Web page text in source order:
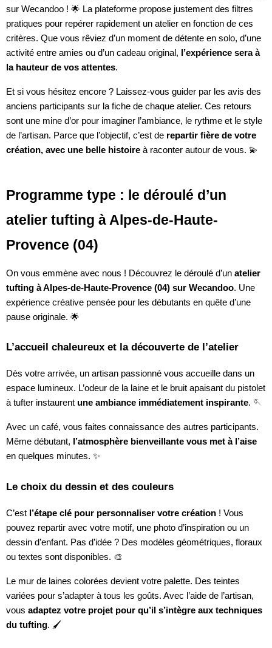
sur Wecandoo ! 🌟 La plateforme propose justement des filtres
pratiques pour repérer rapidement un atelier en fonction de ces
critères. Que vous rêviez d’un moment de détente en solo, d’une
activité entre amies ou d’un cadeau original,
l’expérience sera à
la hauteur de vos attentes.
Et si vous hésitez encore ? Laissez-vous guider par les avis des
anciens participants sur la fiche de chaque atelier. Ces retours
sont une mine d’or pour imaginer l’ambiance, le rythme et le style
de l’artisan. Parce que l’objectif, c’est de repartir fière de votre
création, avec une belle histoire à raconter autour de vous. 💫
Programme type : le déroulé d’un
atelier tufting à Alpes-de-Haute-
Provence (04)
On vous emmène avec nous ! Découvrez le déroulé d’un atelier
tufting à Alpes-de-Haute-Provence (04) sur Wecandoo. Une
expérience créative pensée pour les débutants en quête d’une
pause originale. 🌟
L’accueil chaleureux et la découverte de l’atelier
Dès votre arrivée, un artisan passionné vous accueille dans un
espace lumineux. L’odeur de la laine et le bruit apaisant du pistolet
à tufter instaurent une ambiance immédiatement inspirante. 🪡
Avec un café, vous faites connaissance des autres participants.
Même débutant,
l’atmosphère bienveillante vous met à l’aise
en quelques minutes. ✨
Le choix du dessin et des couleurs
C’est l’étape clé pour personnaliser votre création ! Vous
pouvez repartir avec votre motif, une photo d’inspiration ou un
dessin d’enfant. Pas d’idée ? Des modèles géométriques, floraux
ou textes sont disponibles. 🎨
Le mur de laines colorées devient votre palette. Des teintes
variées pour s’adapter à tous les goûts. Avec l’aide de l’artisan,
vous adaptez votre projet pour qu’il s’intègre aux techniques
du tufting. 🖌️